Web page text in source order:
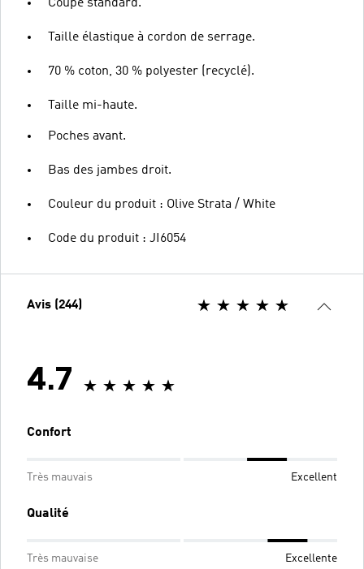
Coupe standard.
Taille élastique à cordon de serrage.
70 % coton, 30 % polyester (recyclé).
Taille mi-haute.
Poches avant.
Bas des jambes droit.
Couleur du produit : Olive Strata / White
Code du produit : JI6054
Avis (244)
4.7
Confort
Très mauvais Excellent
Qualité
Très mauvaise Excellente